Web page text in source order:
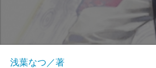
浅葉なつ／著